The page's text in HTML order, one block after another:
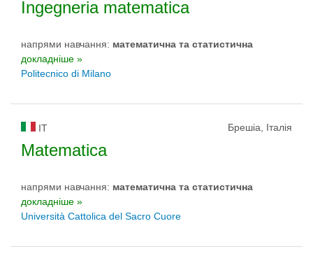
Ingegneria matematica
напрями навчання: математичнa та статистичнa
докладніше »
Politecnico di Milano
IT Брешіа, Італія
Matematica
напрями навчання: математичнa та статистичнa
докладніше »
Università Cattolica del Sacro Cuore